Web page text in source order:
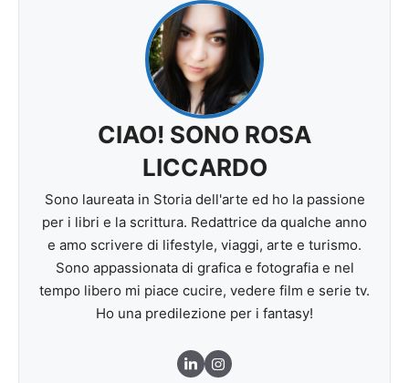
CIAO! SONO ROSA
LICCARDO
Sono laureata in Storia dell'arte ed ho la passione
per i libri e la scrittura. Redattrice da qualche anno
e amo scrivere di lifestyle, viaggi, arte e turismo.
Sono appassionata di grafica e fotografia e nel
tempo libero mi piace cucire, vedere film e serie tv.
Ho una predilezione per i fantasy!